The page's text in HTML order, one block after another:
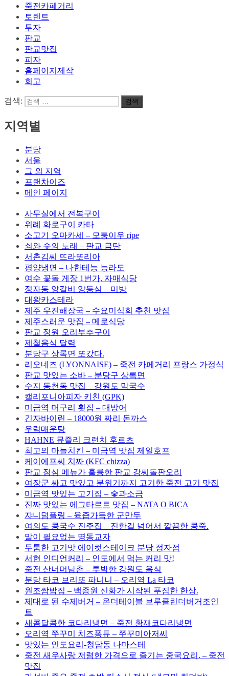
죽전카페거리
토렌트
투자
판교
판교맛집
피자
홈페이지제작
회고
검색: 검색
지역별
분당
서울
그 외 지역
프랜차이즈
메인 페이지
사무실에서 전복구이
위례 화로구이 카타
소고기 오마카세 – 모퉁이우 ripe
쇠와 숯의 노래 – 판교 금탄
서촌김씨 뜨라또리아
평양냉면 – 나한테능 능라도
여수 꽃돌 게장 1번가, 자매식당
정자동 양갈비 양등심 – 미방
대왕카스테라
제주 우진해장국 – 수요미식회 추천 맛집
제주스러운 맛집 – 메로식당
판교 정원 오리부추구이
제철음식 달력
분당구 상록면 또갔다.
리오네즈 (LYONNAISE) – 죽전 카페거리 프랑스 가정식
판교 맛있는 소바 – 분당구 상록면
수지 동천동 맛집 – 강원도 막국수
캘리포니아피자 키친 (GPK)
미금역 머구리 횟집 – 대방어
긴자바이린 – 18000원 짜리 돈까스
우럭매운탕
HAHNE 뮤즐리 크런치 후르츠
최고의 마늘치킨 – 미금역 맛집 제일호프
케이에프씨 치짜 (KFC chizza)
판교 점심 메뉴가 훌륭한 판교 강씨돌판오리
여장군 싸고 맛있고 분위기까지 고기한 죽전 고기 맛집
미금역 맛있는 고기집 – 숯과소금
진짜 맛있는 에그타르트 맛집 – NATA O BICA
쟈니덤플링 – 육즙가득한 군만두
여의도 콩국수 진주집 – 진한걸 넘어서 깔끔한 콩죽.
말이 필요없는 명동교자
두툼한 고기맛 에이컷스테이크 분당 정자점
서현 인디언커리 – 인도에서 먹는 커리 맛!
죽전 산너머남촌 – 투박한 강원도 음식
분당 타코 브리또 파니니 – 오리역 La 타코
원조쌈밥집 – 백종원 신화가 시작된 푸짐한 한상.
제대로 된 수제버거 – 온더테이블 브루클린더버거조인
트
새콤달콤한 코다리냉면 – 죽전 황재코다리냉면
오리역 쭈꾸미 치즈퐁듀 – 쭈꾸미아저씨
맛있는 인도요리-청담동 나마스테
죽전 새우사랑 저렴한 가격으로 즐기는 중국요리. – 죽전
맛집